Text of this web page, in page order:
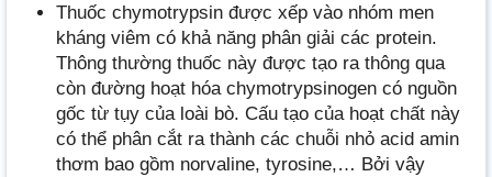
Thuốc chymotrypsin được xếp vào nhóm men
kháng viêm có khả năng phân giải các protein.
Thông thường thuốc này được tạo ra thông qua
còn đường hoạt hóa chymotrypsinogen có nguồn
gốc từ tụy của loài bò. Cấu tạo của hoạt chất này
có thể phân cắt ra thành các chuỗi nhỏ acid amin
thơm bao gồm norvaline, tyrosine,… Bởi vậy